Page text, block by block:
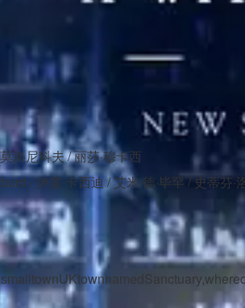
洛尼科夫 / 丽莎·穆卡西
/ 伊莲·卡西迪 / 艾米·德·毕罕 / 史蒂芬·